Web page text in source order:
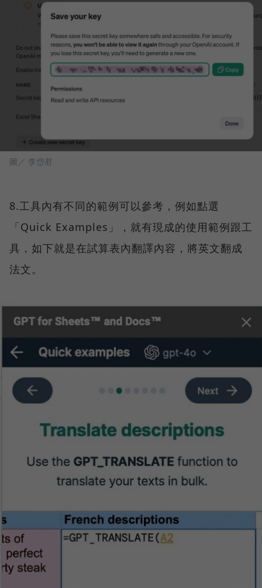
圖／ 李岱君
8.工具內有不同的範例可以參考，例如點選
「Quick Examples」，就有現成的使用範例跟工
具，如下就是在試算表內翻譯內容，將英文翻成
法文。